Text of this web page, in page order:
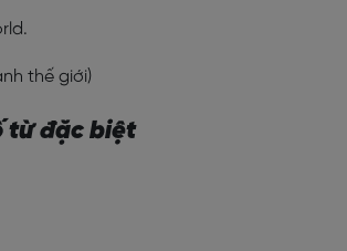
thế giới)
từ đặc biệt